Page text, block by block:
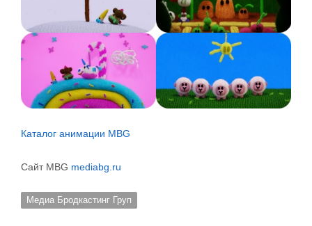
Каталог анимации MBG
Сайт MBG mediabg.ru
Медиа Бродкастинг Груп